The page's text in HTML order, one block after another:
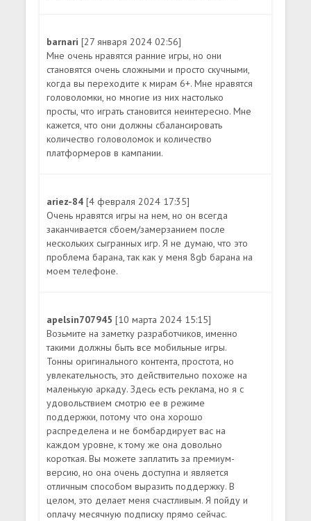
barnari[27 января 2024 02:56]
Мне очень нравятся ранние игры, но они
становятся очень сложными и просто скучными,
когда вы переходите к мирам 6+. Мне нравятся
головоломки, но многие из них настолько
просты, что играть становится неинтересно. Мне
кажется, что они должны сбалансировать
количество головоломок и количество
платформеров в кампании.
ariez-84[4 февраля 2024 17:35]
Очень нравятся игры на нем, но он всегда
заканчивается сбоем/замерзанием после
нескольких сыгранных игр. Я не думаю, что это
проблема барана, так как у меня 8gb барана на
моем телефоне.
apelsin707945[10 марта 2024 15:15]
Возьмите на заметку разработчиков, именно
такими должны быть все мобильные игры.
Тонны оригинального контента, простота, но
увлекательность, это действительно похоже на
маленькую аркаду. Здесь есть реклама, но я с
удовольствием смотрю ее в режиме
поддержки, потому что она хорошо
распределена и не бомбардирует вас на
каждом уровне, к тому же она довольно
короткая. Вы можете заплатить за премиум-
версию, но она очень доступна и является
отличным способом выразить поддержку. В
целом, это делает меня счастливым. Я пойду и
оплачу месячную подписку прямо сейчас.